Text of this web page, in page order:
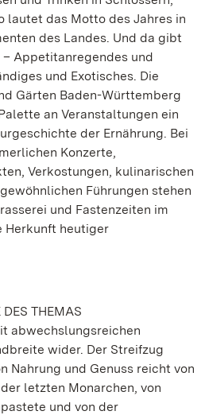
lautet das Motto des Jahres in
des Landes. Und da gibt
Appetitanregendes und
und Exotisches. Die
Gärten Baden-Württemberg
an Veranstaltungen ein
der Ernährung. Bei
Konzerte,
Verkostungen, kulinarischen
Führungen stehen
und Fastenzeiten im
Herkunft heutiger
DES THEMAS
abwechslungsreichen
wider. Der Streifzug
Nahrung und Genuss reicht von
letzten Monarchen, von
und von der